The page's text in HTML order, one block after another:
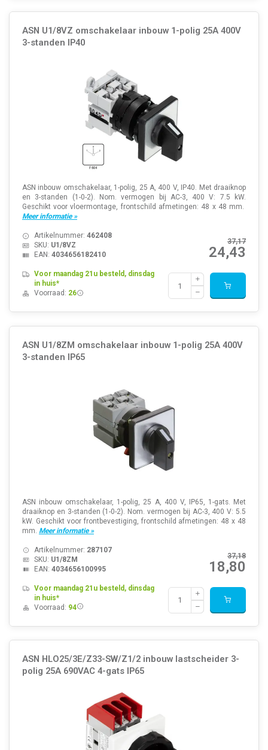
ASN U1/8VZ omschakelaar inbouw 1-polig 25A 400V
3-standen IP40
ASN inbouw omschakelaar, 1-polig, 25 A, 400 V, IP40. Met draaiknop
en 3-standen (1-0-2). Nom. vermogen bij AC-3, 400 V: 7.5 kW.
Geschikt voor vloermontage, frontschild afmetingen: 48 x 48 mm.
Meer informatie »
37,17
24,43
Artikelnummer: 462408
SKU: U1/8VZ
EAN: 4034656182410
Voor maandag 21u besteld, dinsdag
in huis*
Voorraad: 26
ASN U1/8ZM omschakelaar inbouw 1-polig 25A 400V
3-standen IP65
ASN inbouw omschakelaar, 1-polig, 25 A, 400 V, IP65, 1-gats. Met
draaiknop en 3-standen (1-0-2). Nom. vermogen bij AC-3, 400 V: 5.5
kW. Geschikt voor frontbevestiging, frontschild afmetingen: 48 x 48
mm. Meer informatie »
37,18
18,80
Artikelnummer: 287107
SKU: U1/8ZM
EAN: 4034656100995
Voor maandag 21u besteld, dinsdag
in huis*
Voorraad: 94
ASN HLO25/3E/Z33-SW/Z1/2 inbouw lastscheider 3-
polig 25A 690VAC 4-gats IP65